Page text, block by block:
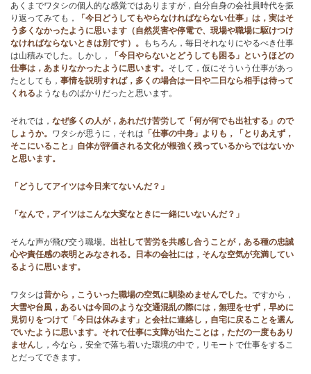
ブログ
あくまでワタシの個人的な感覚ではありますが，自分自身の会社員時代を振
り返ってみても，
「今日どうしてもやらなければならない仕事」は，実はそ
う多くなかったように思います（自然災害や停電で、現場や職場に駆けつけ
なければならないときは別です）。
もちろん，毎日それなりにやるべき仕事
は山積みでした。しかし，
「今日やらないとどうしても困る」というほどの
仕事は，あまりなかったように思います。 そして，仮にそういう仕事があっ
たとしても， 事情を説明すれば，多くの場合は一日や二日なら相手は待って
くれるようなものばかりだったと思います。
それでは， なぜ多くの人が，あれだけ苦労して「何が何でも出社する」ので
しょうか。 ワタシが思うに，それは 「仕事の中身」よりも，「とりあえず，
そこにいること」自体が評価される文化が根強く残っているからではないか
と思います。
「どうしてアイツは今日来てないんだ？」
「なんで，アイツはこんな大変なときに一緒にいないんだ？」
そんな声が飛び交う職場。 出社して苦労を共感し合うことが，ある種の忠誠
心や責任感の表明とみなされる。日本の会社には，そんな空気が充満してい
るように思います。
ワタシは昔から，こういった職場の空気に馴染めませんでした。 ですから，
大雪や台風，あるいは今回のような交通混乱の際には，無理をせず，早めに
見切りをつけて「今日は休みます」と会社に連絡し，自宅に戻ることを選ん
でいたように思います。それで仕事に支障が出たことは，ただの一度もあり
ませんし，今なら，安全で落ち着いた環境の中で，リモートで仕事をするこ
とだってできます。